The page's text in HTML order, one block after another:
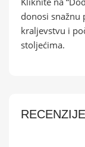
donosi snažnu
kraljevstvu i
stoljećima.